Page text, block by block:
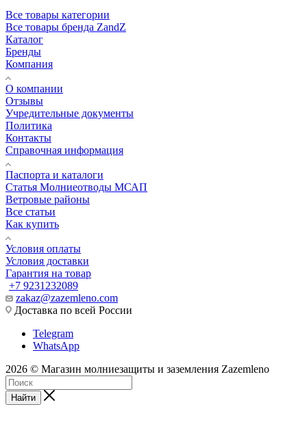
Все товары категории
Все товары бренда ZandZ
Каталог
Бренды
Компания
О компании
Отзывы
Учредительные документы
Политика
Контакты
Справочная информация
Паспорта и каталоги
Статья Молниеотводы МСАП
Ветровые районы
Все статьи
Как купить
Условия оплаты
Условия доставки
Гарантия на товар
+7 9231232089
zakaz@zazemleno.com
Доставка по всей России
Telegram
WhatsApp
2026 © Магазин молниезащиты и заземления Zazemleno
Найти